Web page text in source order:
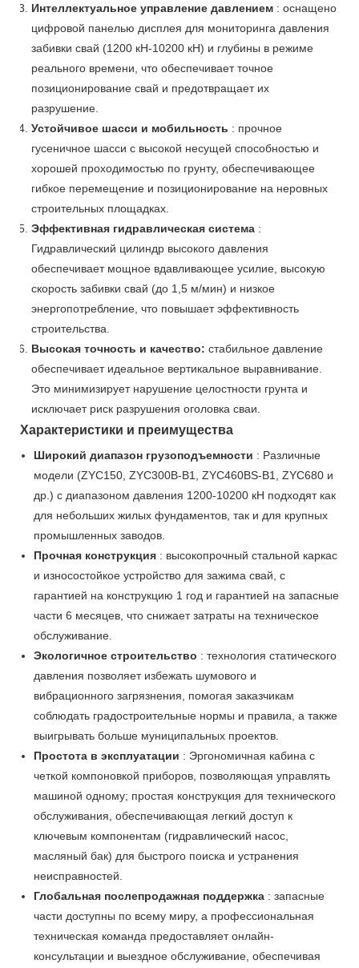
Интеллектуальное управление давлением : оснащено
цифровой панелью дисплея для мониторинга давления
забивки свай (1200 кН-10200 кН) и глубины в режиме
реального времени, что обеспечивает точное
позиционирование свай и предотвращает их
разрушение.
Устойчивое шасси и мобильность : прочное
гусеничное шасси с высокой несущей способностью и
хорошей проходимостью по грунту, обеспечивающее
гибкое перемещение и позиционирование на неровных
строительных площадках.
Эффективная гидравлическая система :
Гидравлический цилиндр высокого давления
обеспечивает мощное вдавливающее усилие, высокую
скорость забивки свай (до 1,5 м/мин) и низкое
энергопотребление, что повышает эффективность
строительства.
Высокая точность и качество: стабильное давление
обеспечивает идеальное вертикальное выравнивание.
Это минимизирует нарушение целостности грунта и
исключает риск разрушения оголовка сваи.
Характеристики и преимущества
Широкий диапазон грузоподъемности : Различные
модели (ZYC150, ZYC300B-B1, ZYC460BS-B1, ZYC680 и
др.) с диапазоном давления 1200-10200 кН подходят как
для небольших жилых фундаментов, так и для крупных
промышленных заводов.
Прочная конструкция: высокопрочный стальной каркас
и износостойкое устройство для зажима свай, с
гарантией на конструкцию 1 год и гарантией на запасные
части 6 месяцев, что снижает затраты на техническое
обслуживание.
Экологичное строительство : технология статического
давления позволяет избежать шумового и
вибрационного загрязнения, помогая заказчикам
соблюдать градостроительные нормы и правила, а также
выигрывать больше муниципальных проектов.
Простота в эксплуатации : Эргономичная кабина с
четкой компоновкой приборов, позволяющая управлять
машиной одному; простая конструкция для технического
обслуживания, обеспечивающая легкий доступ к
ключевым компонентам (гидравлический насос,
масляный бак) для быстрого поиска и устранения
неисправностей.
Глобальная послепродажная поддержка: запасные
части доступны по всему миру, а профессиональная
техническая команда предоставляет онлайн-
консультации и выездное обслуживание, обеспечивая